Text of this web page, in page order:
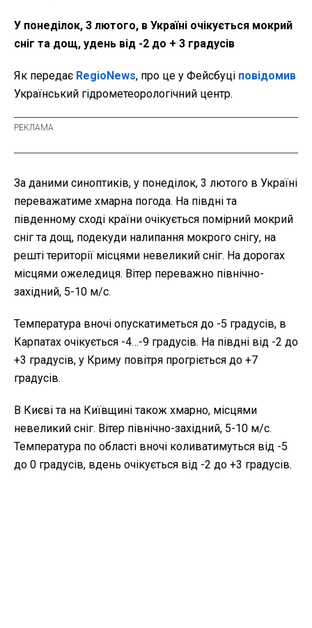
У понеділок, 3 лютого, в Україні очікується мокрий
сніг та дощ, удень від -2 до + 3 градусів
Як передає RegioNews, про це у Фейсбуці повідомив
Український гідрометеорологічний центр.
За даними синоптиків, у понеділок, 3 лютого в Україні
переважатиме хмарна погода. На півдні та
південному сході країни очікується помірний мокрий
сніг та дощ, подекуди налипання мокрого снігу, на
решті території місцями невеликий сніг. На дорогах
місцями ожеледиця. Вітер переважно північно-
західний, 5-10 м/с.
Температура вночі опускатиметься до -5 градусів, в
Карпатах очікується -4…-9 градусів. На півдні від -2 до
+3 градусів, у Криму повітря прогріється до +7
градусів.
В Києві та на Київщині також хмарно, місцями
невеликий сніг. Вітер північно-західний, 5-10 м/с.
Температура по області вночі коливатимуться від -5
до 0 градусів, вдень очікується від -2 до +3 градусів.